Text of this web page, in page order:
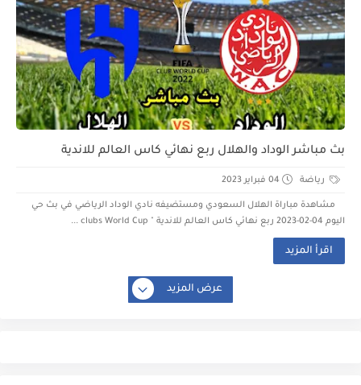
بث مباشر الوداد والهلال ربع نهائي كاس العالم للاندية
رياضة 04 فبراير 2023
مشاهدة مباراة الهلال السعودي ومستضيفه نادي الوداد الرياضي في بث حي
اليوم 04-02-2023 ربع نهائي كاس العالم للاندية " clubs World Cup ...
اقرأ المزيد
عرض المزيد